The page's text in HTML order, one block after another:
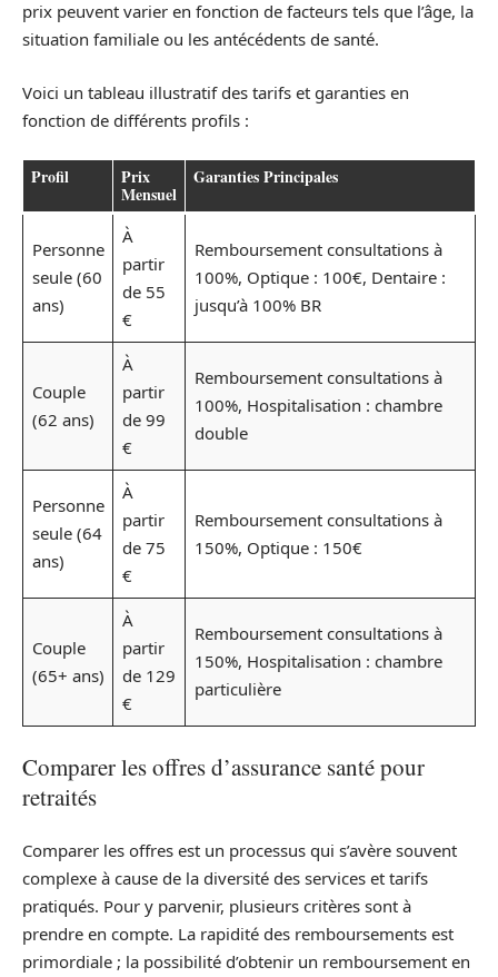
prix peuvent varier en fonction de facteurs tels que l’âge, la
situation familiale ou les antécédents de santé.
Voici un tableau illustratif des tarifs et garanties en
fonction de différents profils :
Profil Prix
Mensuel
Garanties Principales
Personne
seule (60
ans)
À
partir
de 55
€
Remboursement consultations à
100%, Optique : 100€, Dentaire :
jusqu’à 100% BR
Couple
(62 ans)
À
partir
de 99
€
Remboursement consultations à
100%, Hospitalisation : chambre
double
Personne
seule (64
ans)
À
partir
de 75
€
Remboursement consultations à
150%, Optique : 150€
Couple
(65+ ans)
À
partir
de 129
€
Remboursement consultations à
150%, Hospitalisation : chambre
particulière
Comparer les offres d’assurance santé pour
retraités
Comparer les offres est un processus qui s’avère souvent
complexe à cause de la diversité des services et tarifs
pratiqués. Pour y parvenir, plusieurs critères sont à
prendre en compte. La rapidité des remboursements est
primordiale ; la possibilité d’obtenir un remboursement en